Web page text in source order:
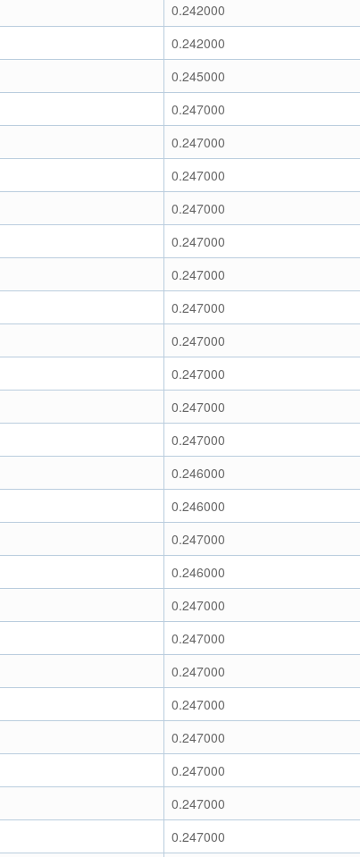
0.242000
0.242000
0.245000
0.247000
0.247000
0.247000
0.247000
0.247000
0.247000
0.247000
0.247000
0.247000
0.247000
0.247000
0.246000
0.246000
0.247000
0.246000
0.247000
0.247000
0.247000
0.247000
0.247000
0.247000
0.247000
0.247000